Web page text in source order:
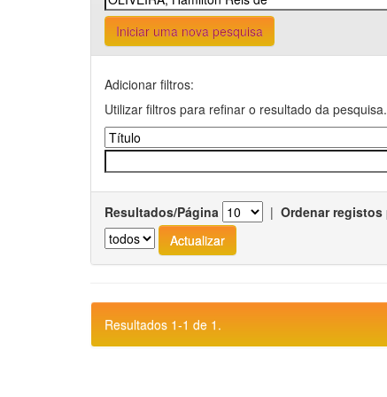
Iniciar uma nova pesquisa
Adicionar filtros:
Utilizar filtros para refinar o resultado da pesquisa.
Resultados/Página | Ordenar registos
Resultados 1-1 de 1.